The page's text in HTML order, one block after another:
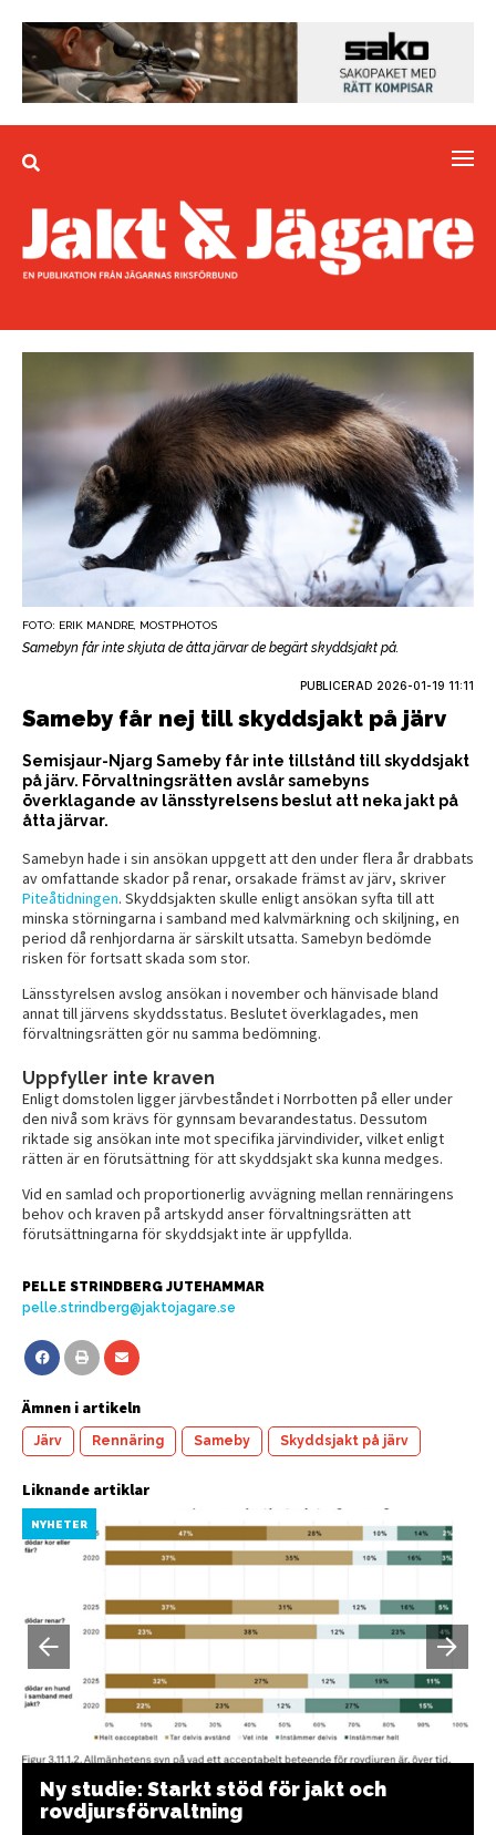
FOTO: ERIK MANDRE, MOSTPHOTOS
Samebyn får inte skjuta de åtta järvar de begärt skyddsjakt på.
PUBLICERAD 2026-01-19 11:11
Sameby får nej till skyddsjakt på järv
Semisjaur-Njarg Sameby får inte tillstånd till skyddsjakt
på järv. Förvaltningsrätten avslår samebyns
överklagande av länsstyrelsens beslut att neka jakt på
åtta järvar.
Samebyn hade i sin ansökan uppgett att den under flera år drabbats
av omfattande skador på renar, orsakade främst av järv, skriver
Piteåtidningen. Skyddsjakten skulle enligt ansökan syfta till att
minska störningarna i samband med kalvmärkning och skiljning, en
period då renhjordarna är särskilt utsatta. Samebyn bedömde
risken för fortsatt skada som stor.
Länsstyrelsen avslog ansökan i november och hänvisade bland
annat till järvens skyddsstatus. Beslutet överklagades, men
förvaltningsrätten gör nu samma bedömning.
Uppfyller inte kraven
Enligt domstolen ligger järvbeståndet i Norrbotten på eller under
den nivå som krävs för gynnsam bevarandestatus. Dessutom
riktade sig ansökan inte mot specifika järvindivider, vilket enligt
rätten är en förutsättning för att skyddsjakt ska kunna medges.
Vid en samlad och proportionerlig avvägning mellan rennäringens
behov och kraven på artskydd anser förvaltningsrätten att
förutsättningarna för skyddsjakt inte är uppfyllda.
PELLE STRINDBERG JUTEHAMMAR
pelle.strindberg@jaktojagare.se
Ämnen i artikeln
Järv Rennäring Sameby Skyddsjakt på järv
Liknande artiklar
NYHETER
Ny studie: Starkt stöd för jakt och
rovdjursförvaltning